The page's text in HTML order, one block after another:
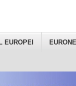
EUROPEI